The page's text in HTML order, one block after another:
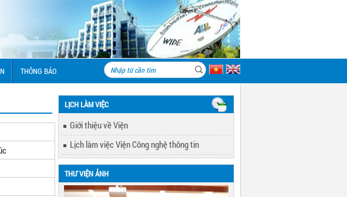
THÔNG BÁO
LỊCH LÀM VIỆC
Giới thiệu về Viện
Lịch làm việc Viện Công nghệ thông tin
THƯ VIỆN ẢNH